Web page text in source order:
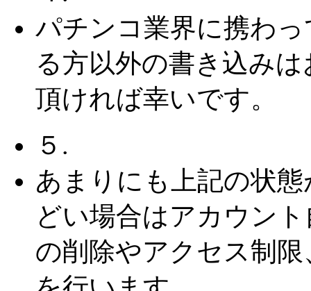
パチンコ業界に携わっ
る方以外の書き込みは
頂ければ幸いです。
５.
あまりにも上記の状態
どい場合はアカウント
の削除やアクセス制限